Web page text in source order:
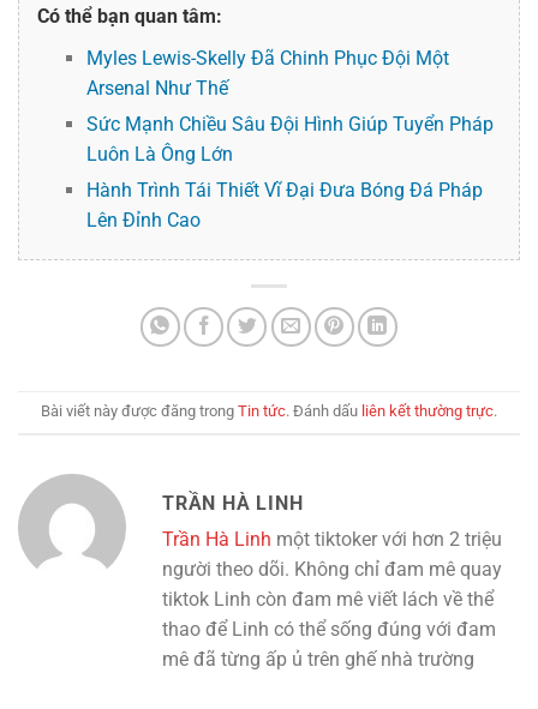
Có thể bạn quan tâm:
Myles Lewis-Skelly Đã Chinh Phục Đội Một
Arsenal Như Thế
Sức Mạnh Chiều Sâu Đội Hình Giúp Tuyển Pháp
Luôn Là Ông Lớn
Hành Trình Tái Thiết Vĩ Đại Đưa Bóng Đá Pháp
Lên Đỉnh Cao
Bài viết này được đăng trong Tin tức. Đánh dấu liên kết thường trực.
TRẦN HÀ LINH
Trần Hà Linh một tiktoker với hơn 2 triệu
người theo dõi. Không chỉ đam mê quay
tiktok Linh còn đam mê viết lách về thể
thao để Linh có thể sống đúng với đam
mê đã từng ấp ủ trên ghế nhà trường